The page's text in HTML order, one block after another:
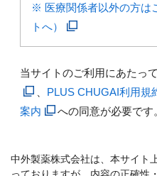
※ 医療関係者以外の方は
トへ）
当サイトのご利用にあたって
PLUS CHUGAI利用規
案内
への同意が必要です
中外製薬株式会社は、本サイト
っておりますが、内容の正確性